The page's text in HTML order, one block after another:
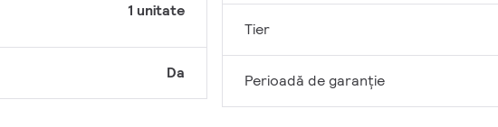
1 unitate
Da
Tier
Perioadă de garanţie